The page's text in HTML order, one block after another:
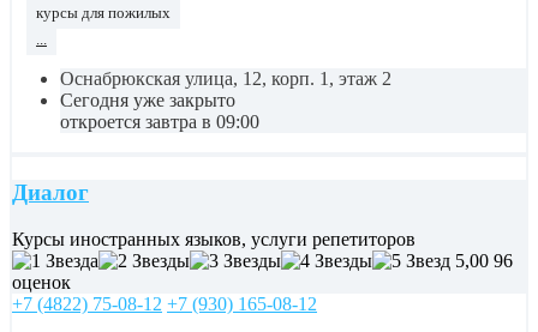
курсы для пожилых
...
Оснабрюкская улица, 12, корп. 1, этаж 2
Сегодня уже закрыто
откроется завтра в 09:00
Диалог
Курсы иностранных языков, услуги репетиторов
5,00 96
оценок
+7 (4822) 75-08-12 +7 (930) 165-08-12